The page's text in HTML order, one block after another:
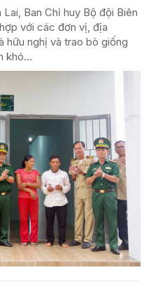
Ban Chỉ huy Bộ đội Biên
với các đơn vị, địa
hữu nghị và trao bò giống
khó...